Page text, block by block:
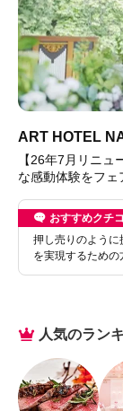
ART HOTEL
【26年7月リニ
な感動体験をフェ
おすすめクチ
押し売りのように
を実現するため
人気のラン